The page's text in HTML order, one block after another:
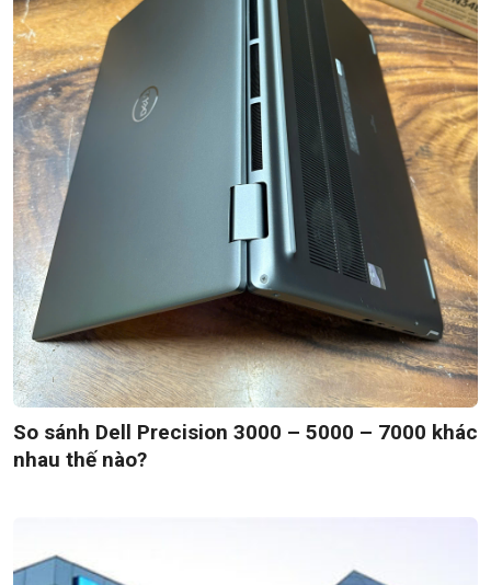
So sánh Dell Precision 3000 – 5000 – 7000 khác
nhau thế nào?